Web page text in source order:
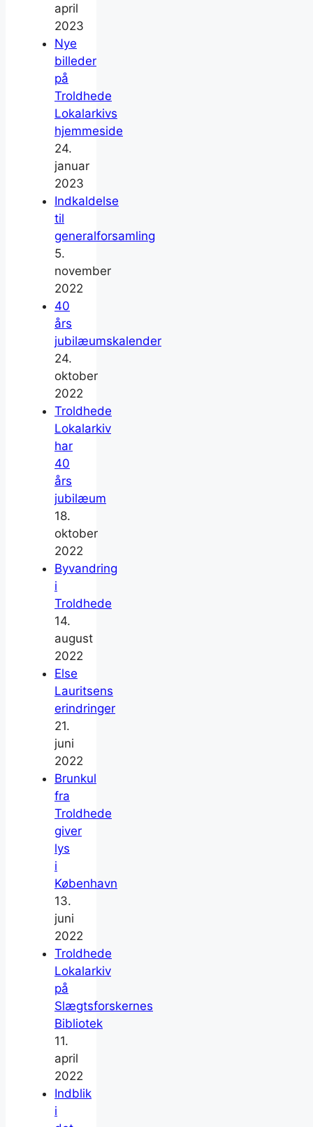
april
2023
Nye
billeder
på
Troldhede
Lokalarkivs
hjemmeside
24.
januar
2023
Indkaldelse
til
generalforsamling
5.
november
2022
40
års
jubilæumskalender
24.
oktober
2022
Troldhede
Lokalarkiv
har
40
års
jubilæum
18.
oktober
2022
Byvandring
i
Troldhede
14.
august
2022
Else
Lauritsens
erindringer
21.
juni
2022
Brunkul
fra
Troldhede
giver
lys
i
København
13.
juni
2022
Troldhede
Lokalarkiv
på
Slægtsforskernes
Bibliotek
11.
april
2022
Indblik
i